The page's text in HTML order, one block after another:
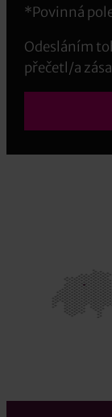
*Povinná
Odesláním
přečetl/a